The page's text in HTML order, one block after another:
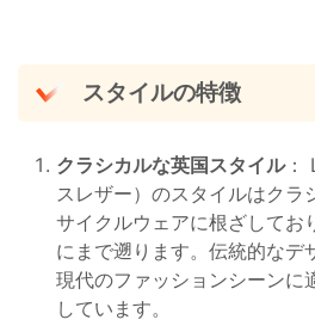
スタイルの特徴
クラシカルな英国スタイル：
スレザー）のスタイルはクラ
サイクルウェアに根ざしてお
にまで遡ります。伝統的なデ
現代のファッションシーンに
しています​。